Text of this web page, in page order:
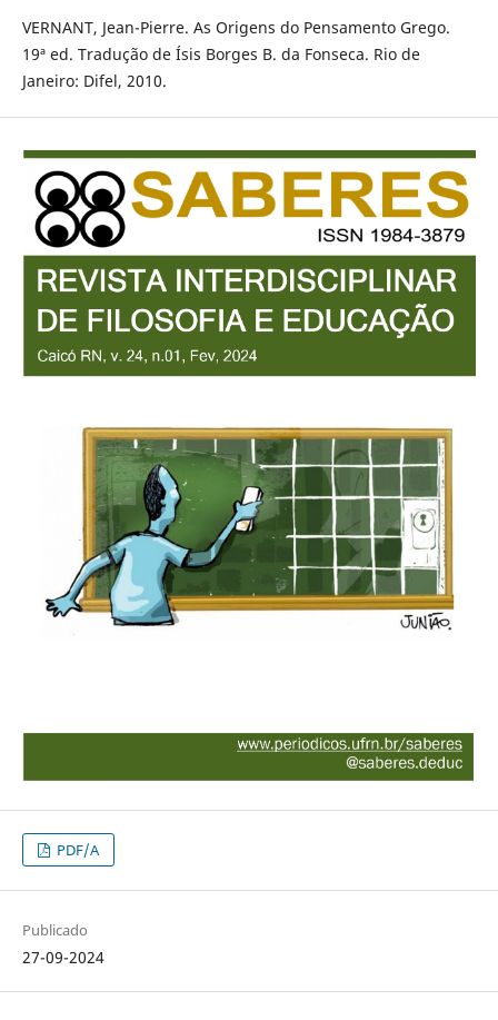
VERNANT, Jean-Pierre. As Origens do Pensamento Grego.
19ª ed. Tradução de Ísis Borges B. da Fonseca. Rio de
Janeiro: Difel, 2010.
PDF/A
Publicado
27-09-2024